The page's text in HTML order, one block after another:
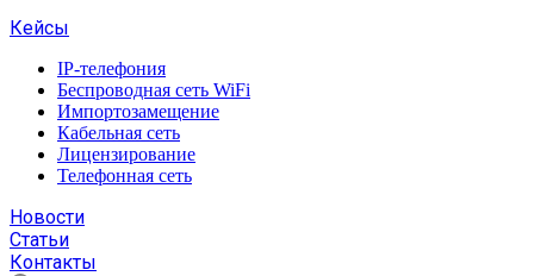
Кейсы
IP-телефония
Беспроводная сеть WiFi
Импортозамещение
Кабельная сеть
Лицензирование
Телефонная сеть
Новости
Статьи
Контакты